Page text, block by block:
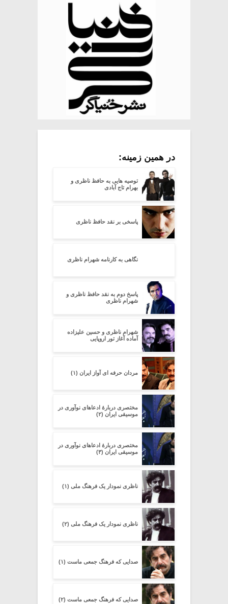
در همین زمینه:
توصیه هایی به حافظ ناظری و
بهرام تاج آبادی
پاسخی بر نقد حافظ ناظری
نگاهی به کارنامه شهرام ناظری
پاسخ دوم به نقد حافظ ناظری و
شهرام ناظری
شهرام ناظری و حسین علیزاده
آماده آغاز تور اروپایی
مردان حرفه ای آواز ایران (۱)
مختصری دربارۀ ادعاهای نوآوری در
موسیقی ایران (۲)
مختصری دربارۀ ادعاهای نوآوری در
موسیقی ایران (۳)
ناظری نمودار یک فرهنگ ملی (۱)
ناظری نمودار یک فرهنگ ملی (۲)
صدایی که فرهنگ جمعی ماست (۱)
صدایی که فرهنگ جمعی ماست (۲)